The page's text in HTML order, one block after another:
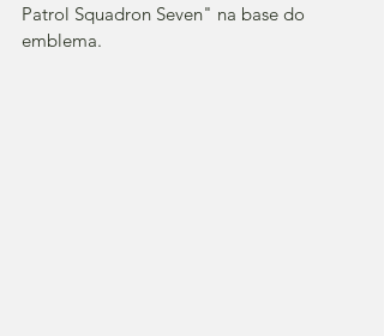
Patrol Squadron Seven" na base do
emblema.